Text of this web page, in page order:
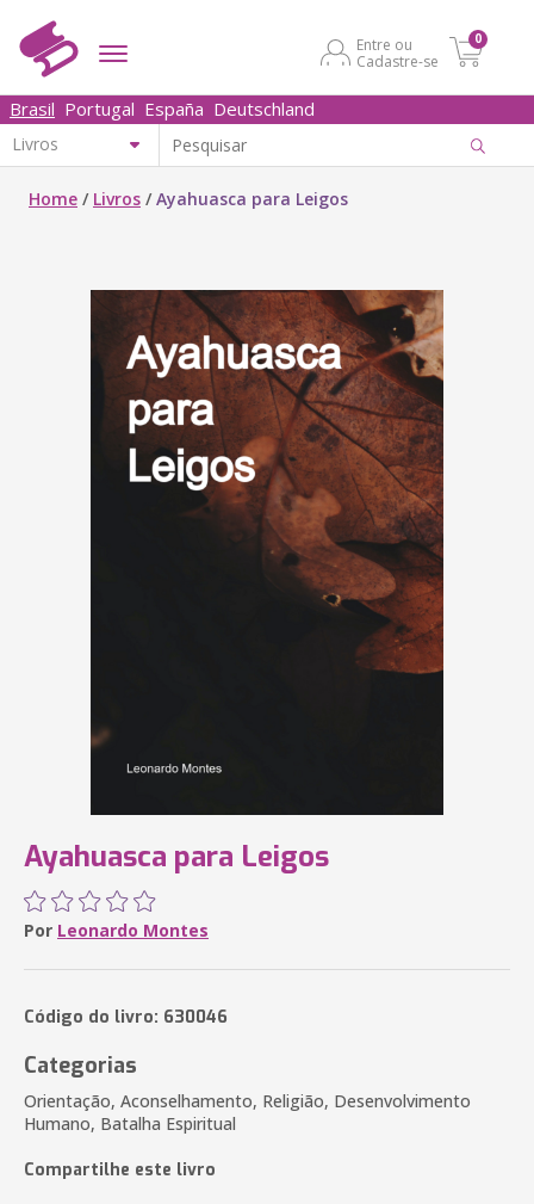
Entre ou
Cadastre-se
0
Brasil Portugal España Deutschland
Home / Livros /Ayahuasca para Leigos
Ayahuasca para Leigos
Por Leonardo Montes
Código do livro: 630046
Categorias
Orientação, Aconselhamento, Religião, Desenvolvimento
Humano, Batalha Espiritual
Compartilhe este livro